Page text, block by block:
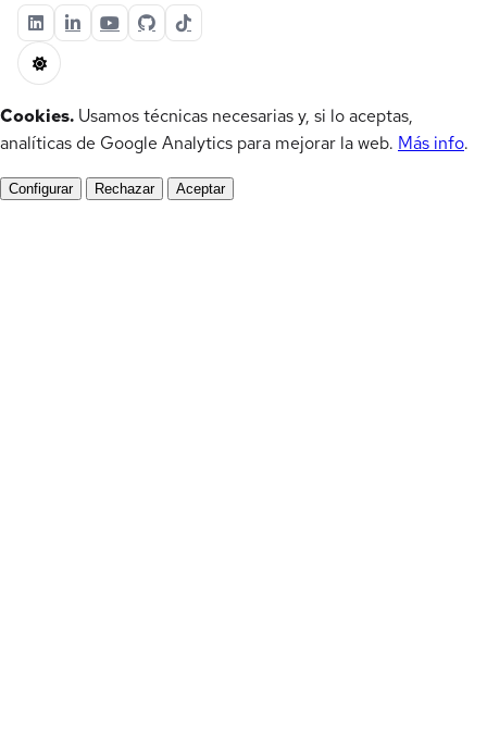
Cookies. Usamos técnicas necesarias y, si lo aceptas,
analíticas de Google Analytics para mejorar la web. Más info.
Configurar Rechazar Aceptar